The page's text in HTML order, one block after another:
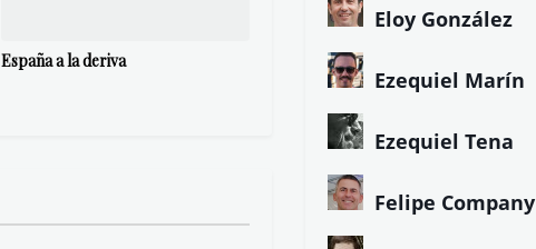
España a la deriva
Eloy González
Ezequiel Marín
Ezequiel Tena
Felipe Company